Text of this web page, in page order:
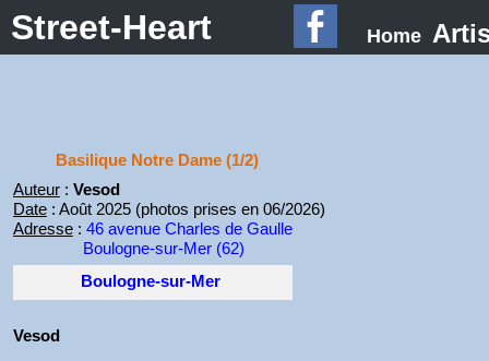
Street-Heart Home
Basilique Notre Dame (1/2)
Auteur: Vesod
Date: Août 2025 (photos prises en 06/2026)
Adresse: 46 avenue Charles de Gaulle
Boulogne-sur-Mer (62)
Boulogne-sur-Mer
Vesod